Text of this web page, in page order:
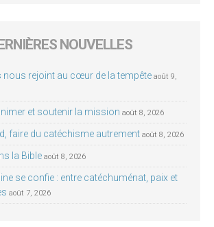
NOUVELLES
nous rejoint au cœur de la tempête août 9,
et soutenir la mission août 8, 2026
faire du catéchisme autrement août 8, 2026
la Bible août 8, 2026
se confie : entre catéchuménat, paix et
août 7, 2026